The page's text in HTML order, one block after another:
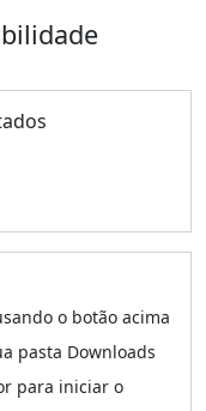
o botão acima
pasta Downloads
para iniciar o